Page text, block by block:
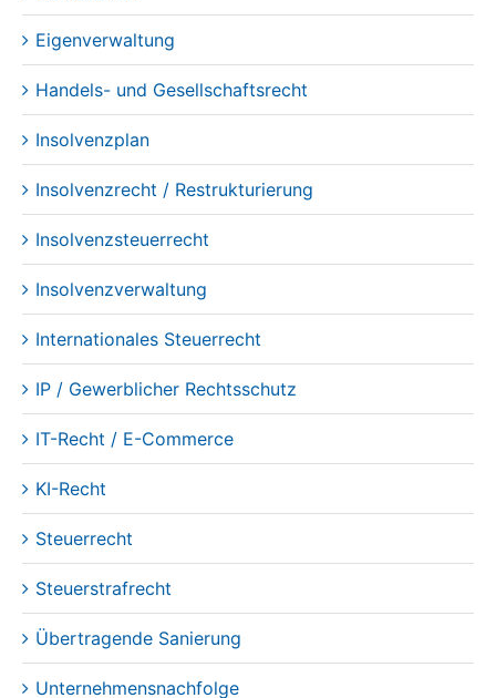
Eigenverwaltung
Handels- und Gesellschaftsrecht
Insolvenzplan
Insolvenzrecht / Restrukturierung
Insolvenzsteuerrecht
Insolvenzverwaltung
Internationales Steuerrecht
IP / Gewerblicher Rechtsschutz
IT-Recht / E-Commerce
KI-Recht
Steuerrecht
Steuerstrafrecht
Übertragende Sanierung
Unternehmensnachfolge